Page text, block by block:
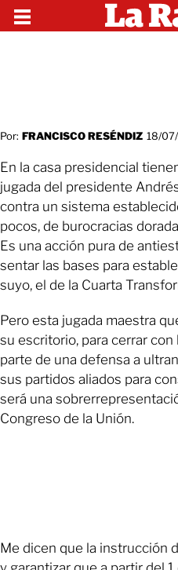
Por: FRANCISCO RESÉNDIZ 18/
En la casa presidencial
jugada del presidente
contra un sistema
pocos, de burocracias
Es una acción pura de
sentar las bases para
suyo, el de la Cuarta
Pero esta jugada maestra
su escritorio, para cerrar
parte de una defensa a
sus partidos aliados para
será una
Congreso de la Unión.
Me dicen que la instrucción